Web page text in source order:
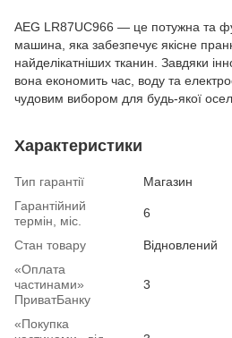
AEG LR87UC966 — це потужна та
машина, яка забезпечує якісне
найделікатніших тканин. Завдяки
вона економить час, воду та
чудовим вибором для будь-якої
Характеристики
Тип гарантії
Магазин
Гарантійний
термін, міс.
6
Стан товару
Вiдновлений
«Оплата
частинами»
ПриватБанку
3
«Покупка